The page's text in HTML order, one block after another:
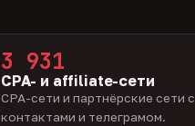
3 931
CPA- и affiliate-сети
CPA-сети и партнёрские сети с
контактами и телеграмом.